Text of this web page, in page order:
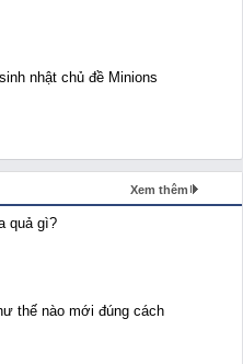
nhật chủ đề Minions
Xem thêm
quả gì?
thế nào mới đúng cách